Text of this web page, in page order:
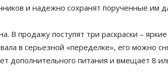
и надежно сохранят порученные им
продажу поступят три раскраски – яркие
в серьезной «переделке», его можно
дополнительного питания и вмещает 8